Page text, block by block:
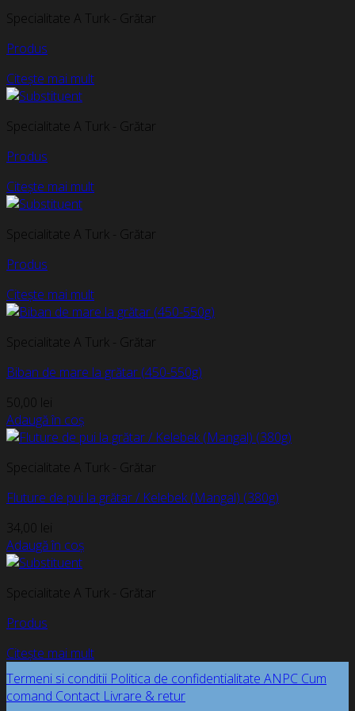
Specialitate A Turk - Grătar
Produs
Citește mai mult
Specialitate A Turk - Grătar
Produs
Citește mai mult
Specialitate A Turk - Grătar
Produs
Citește mai mult
Specialitate A Turk - Grătar
Biban de mare la grătar (450-550g)
50,00 lei
Adaugă în coș
Specialitate A Turk - Grătar
Fluture de pui la grătar / Kelebek (Mangal) (380g)
34,00 lei
Adaugă în coș
Specialitate A Turk - Grătar
Produs
Citește mai mult
Termeni si conditii Politica de confidentialitate ANPC Cum
comand Contact Livrare & retur